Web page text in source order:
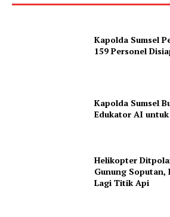
Kapolda Sumsel
159 Personel
Kapolda Sumsel
Edukator AI
Helikopter
Gunung Soputan,
Lagi Titik Api